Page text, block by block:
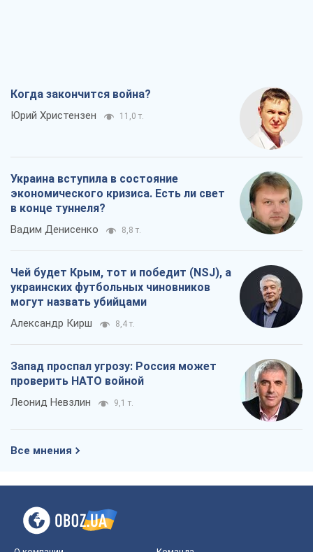
Когда закончится война?
Юрий Христензен 11,0 т.
Украина вступила в состояние
экономического кризиса. Есть ли свет
в конце туннеля?
Вадим Денисенко 8,8 т.
Чей будет Крым, тот и победит (NSJ), а
украинских футбольных чиновников
могут назвать убийцами
Александр Кирш 8,4 т.
Запад проспал угрозу: Россия может
проверить НАТО войной
Леонид Невзлин 9,1 т.
Все мнения